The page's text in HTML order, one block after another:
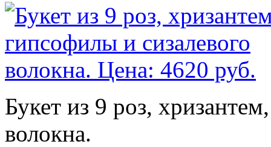
Букет из 9 роз,
волокна.